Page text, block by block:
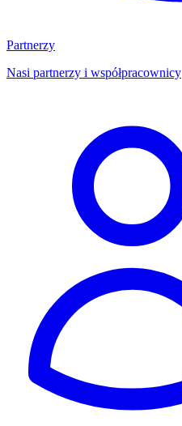
Partnerzy
Nasi partnerzy i współpracownicy